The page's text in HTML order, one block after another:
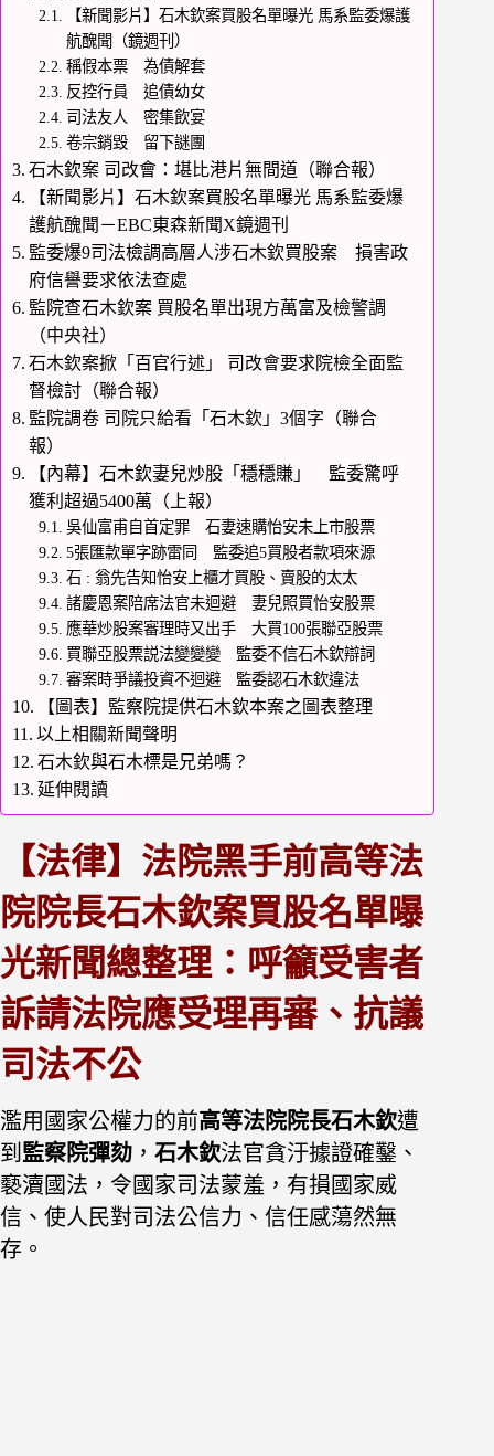
【新聞影片】石木欽案買股名單曝光 馬系監委爆護
航醜聞（鏡週刊）
稱假本票 為債解套
反控行員 追債幼女
司法友人 密集飲宴
卷宗銷毀 留下謎團
石木欽案 司改會：堪比港片無間道（聯合報）
【新聞影片】石木欽案買股名單曝光 馬系監委爆
護航醜聞－EBC東森新聞X鏡週刊
監委爆9司法檢調高層人涉石木欽買股案 損害政
府信譽要求依法查處
監院查石木欽案 買股名單出現方萬富及檢警調
（中央社）
石木欽案掀「百官行述」 司改會要求院檢全面監
督檢討（聯合報）
監院調卷 司院只給看「石木欽」3個字（聯合
報）
【內幕】石木欽妻兒炒股「穩穩賺」 監委驚呼
獲利超過5400萬（上報）
吳仙富甫自首定罪 石妻速購怡安未上市股票
5張匯款單字跡雷同 監委追5買股者款項來源
石 : 翁先告知怡安上櫃才買股、賣股的太太
諸慶恩案陪席法官未迴避 妻兒照買怡安股票
應華炒股案審理時又出手 大買100張聯亞股票
買聯亞股票説法變變變 監委不信石木欽辯詞
審案時爭議投資不迴避 監委認石木欽違法
【圖表】監察院提供石木欽本案之圖表整理
以上相關新聞聲明
石木欽與石木標是兄弟嗎？
延伸閱讀
【法律】法院黑手前高等法
院院長石木欽案買股名單曝
光新聞總整理：呼籲受害者
訴請法院應受理再審、抗議
司法不公
濫用國家公權力的前高等法院院長石木欽遭
到 監察院彈劾 ， 石木欽法官貪汙據證確鑿、
褻瀆國法 ，令國家司法蒙羞，有損 國家威
信、使人民對司法公信力、信任感蕩然無
存。